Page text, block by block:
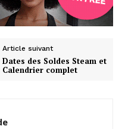
Article suivant
Dates des Soldes Steam et
Calendrier complet